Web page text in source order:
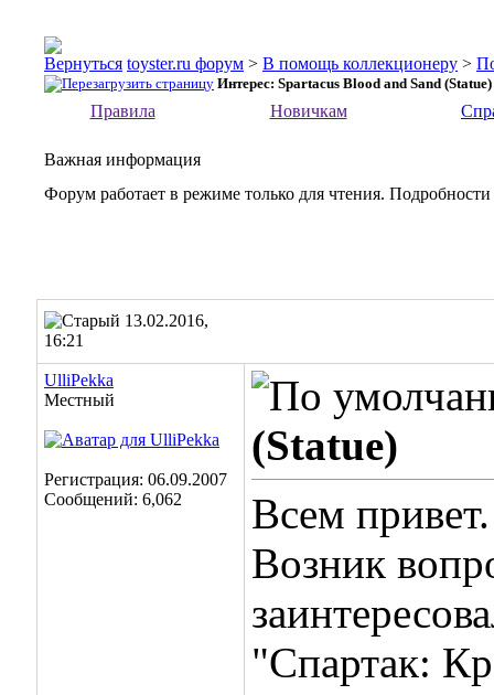
toyster.ru форум > В помощь коллекционеру >
Интерес: Spartacus Blood and Sand (Statue)
Правила Новичкам
Важная информация
Форум работает в режиме только для чтения.
13.02.2016,
16:21
UlliPekka
Местный
Регистрация: 06.09.2007
Сообщений: 6,062
(Statue)
Всем привет.
Возник
"Спартак: